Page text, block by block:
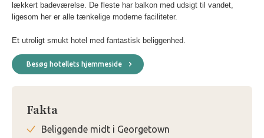
lækkert badeværelse. De fleste har balkon med udsigt til vandet,
ligesom her er alle tænkelige moderne faciliteter.
Et utroligt smukt hotel med fantastisk beliggenhed.
Besøg hotellets hjemmeside
Fakta
Beliggende midt i Georgetown